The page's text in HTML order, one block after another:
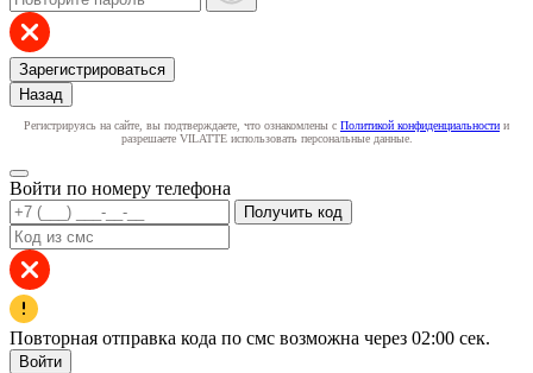
Зарегистрироваться
Назад
Регистрируясь на сайте, вы подтверждаете, что ознакомлены с Политикой конфиденциальности и
разрешаете VILATTE использовать персональные данные.
Войти по номеру телефона
Получить код
Повторная отправка кода по смс возможна через 02:00 сек.
Войти